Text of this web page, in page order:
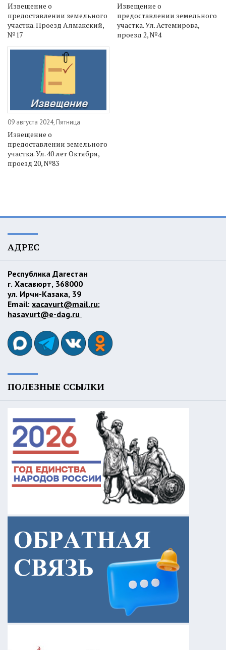
Извещение о
предоставлении земельного
участка. Проезд Алмакский,
№17
Извещение о
предоставлении земельного
участка. Ул. Астемирова,
проезд 2, №4
09 августа 2024, Пятница
Извещение о
предоставлении земельного
участка. Ул. 40 лет Октября,
проезд 20, №83
АДРЕС
Республика Дагестан
г. Хасавюрт, 368000
ул. Ирчи-Казака, 39
Email: xacavurt@mail.ru;
hasavurt@e-dag.ru
ПОЛЕЗНЫЕ ССЫЛКИ